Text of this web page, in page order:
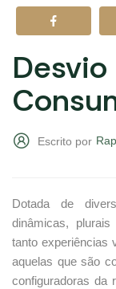
Escrito por
Dotada de
dinâmicas,
tanto experiências
aquelas que são
configuradoras da